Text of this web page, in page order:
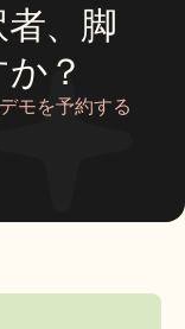
、脚
？
デモを予約する